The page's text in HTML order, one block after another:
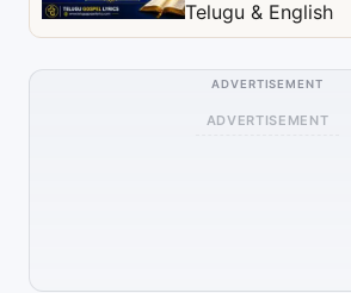
Telugu & English
ADVERTISEMENT
ADVERTISEMENT